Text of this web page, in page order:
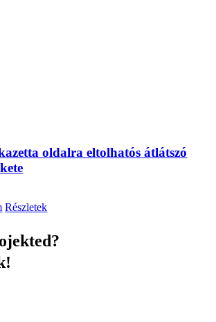
oldalra eltolhatós átlátszó
Részletek